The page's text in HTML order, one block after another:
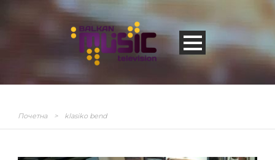
Почетна > klasiko bend